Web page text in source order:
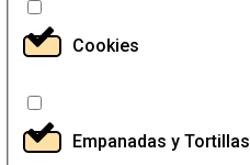
Cookies
Empanadas y Tortillas